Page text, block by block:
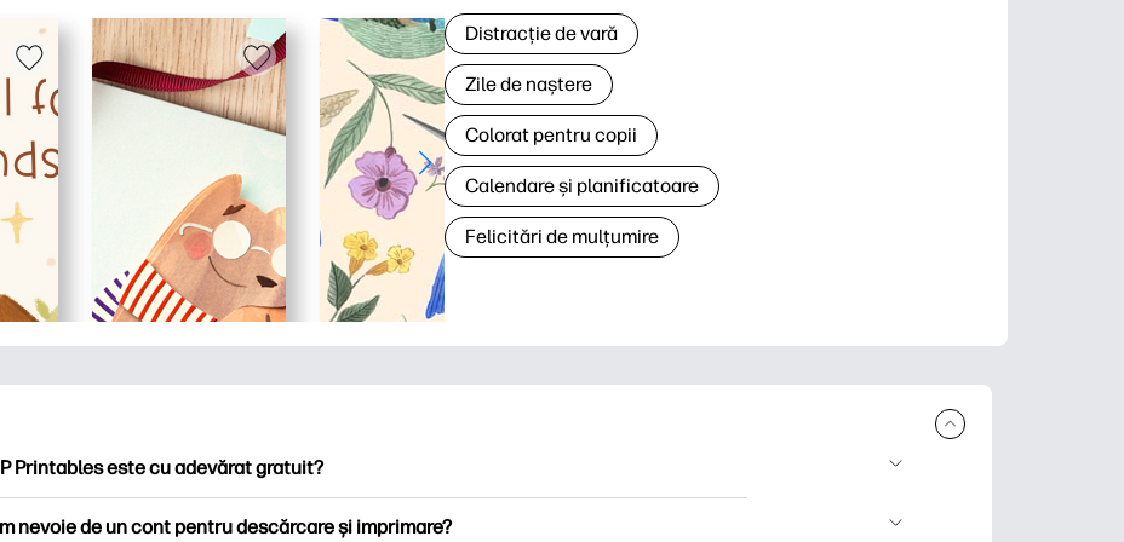
Distracție de vară
Zile de naștere
Colorat pentru copii
Calendare și planificatoare
Felicitări de mulțumire
Printables este cu adevărat gratuit?
nevoie de un cont pentru descărcare și imprimare?